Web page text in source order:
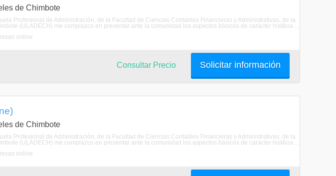
de Chimbote
Profesional de Administración, de la Facultad de Ciencias Contables Financieras y Administrativas, de la
(ULADECH) me complazco en presentar ante la comunidad los aspectos básicos de carácter hist&oa ...
online
Solicitar información
Consultar Precio
de Chimbote
Profesional de Administración, de la Facultad de Ciencias Contables Financieras y Administrativas, de la
(ULADECH) me complazco en presentar ante la comunidad los aspectos básicos de carácter hist&oa ...
online